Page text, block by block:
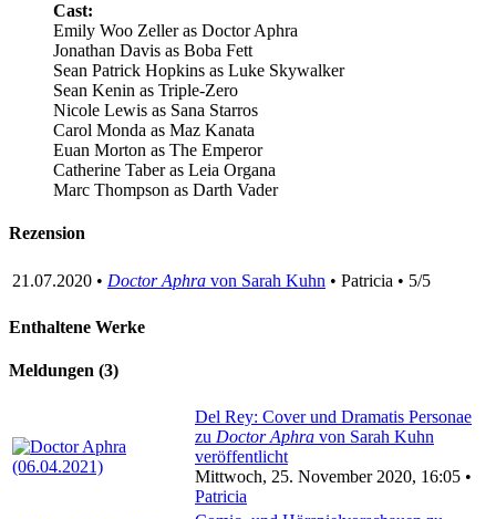
Cast:
Emily Woo Zeller as Doctor Aphra
Jonathan Davis as Boba Fett
Sean Patrick Hopkins as Luke Skywalker
Sean Kenin as Triple-Zero
Nicole Lewis as Sana Starros
Carol Monda as Maz Kanata
Euan Morton as The Emperor
Catherine Taber as Leia Organa
Marc Thompson as Darth Vader
Rezension
21.07.2020 • Doctor Aphra von Sarah Kuhn • Patricia • 5/5
Enthaltene Werke
Meldungen (3)
Del Rey: Cover und Dramatis Personae
zu Doctor Aphra von Sarah Kuhn
veröffentlicht
Mittwoch, 25. November 2020, 16:05 •
Patricia